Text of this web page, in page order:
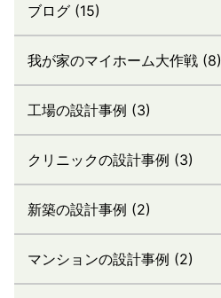
ブログ (15)
我が家のマイホーム大作戦 (8)
工場の設計事例 (3)
クリニックの設計事例 (3)
新築の設計事例 (2)
マンションの設計事例 (2)